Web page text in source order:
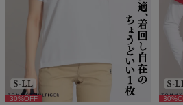
30%OFF 30